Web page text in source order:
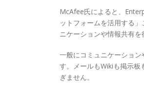
McAfee氏によると、
ットフォームを活用する
ニケーションや情報共有を
一般にコミュニケーショ
す。メールもWikiも掲示板
ぎません。